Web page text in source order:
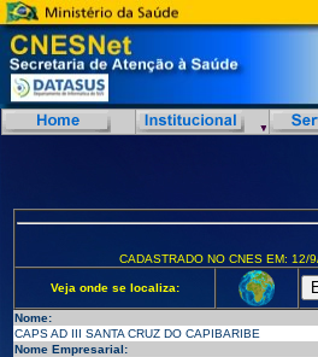
CADASTRADO NO CNES EM: 12/
Veja onde se localiza:
Nome:
CAPS AD III SANTA CRUZ DO CAPIBARIBE
Nome Empresarial: